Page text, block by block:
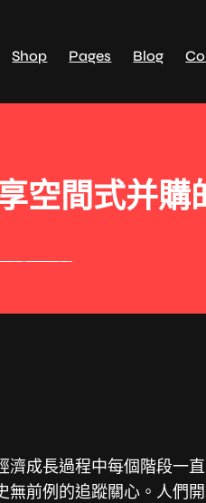
Shop Pages Blog
空間式并購
成長過程中每個階段一
前例的追蹤關心。人們